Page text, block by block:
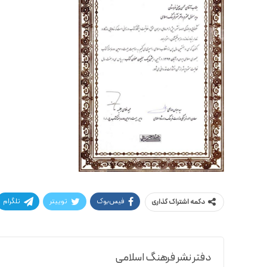
دکمه اشتراک گذاری فیس‌بوک توییتر تلگرام
دفتر نشر فرهنگ اسلامی